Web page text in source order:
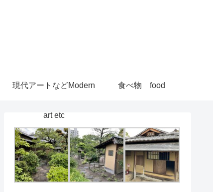
現代アートなどModern
art etc
食べ物 food